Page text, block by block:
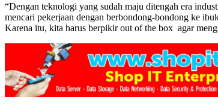
“Dengan teknologi yang sudah maju ditengah era
mencari pekerjaan dengan berbondong-bondong ke
Karena itu, kita harus berpikir out of the box agar